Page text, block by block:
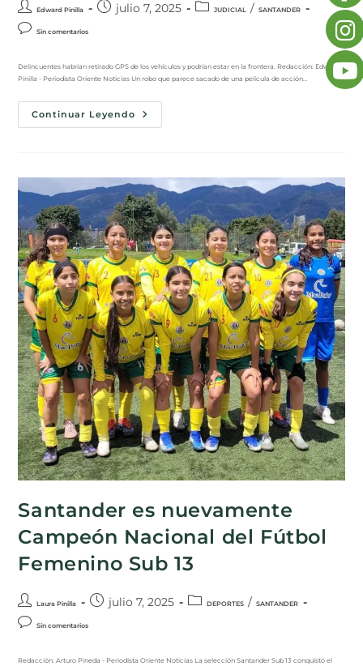
Edward Pinilla julio 7, 2025 JUDICIAL / SANTANDER
Sin comentarios
Delincuentes habrían retirado GPS de los vehículos y podrían estar en la frontera. Redacción: Edward
Pinilla - Periodista Oriente Noticias Un robo que parece sacado de una película de acción…
Continuar Leyendo
Santander es nuevamente
Campeón Nacional del Fútbol
Femenino Sub 13
Laura Pinilla julio 7, 2025 DEPORTES / SANTANDER
Sin comentarios
Redacción: Arturo Pineda - Periodista Oriente Noticias La selección Santander Sub 13 conquistó el